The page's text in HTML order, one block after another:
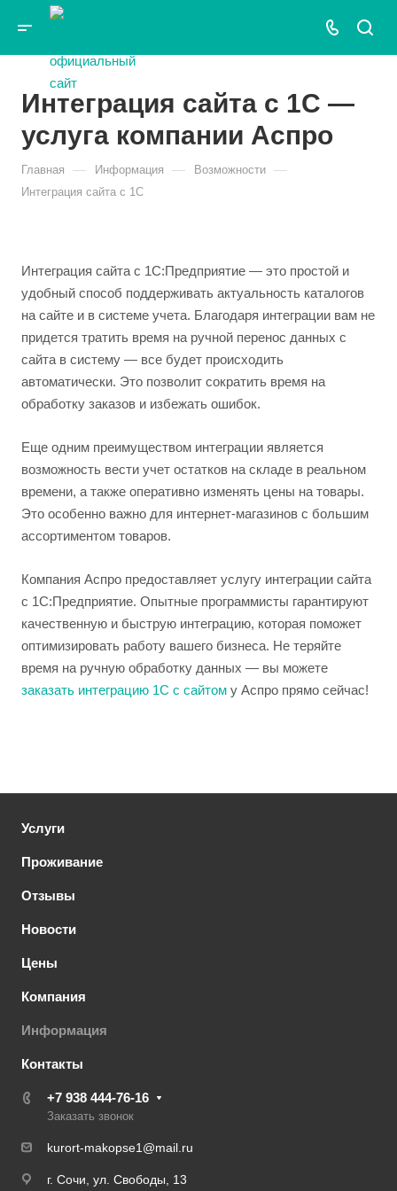
Интеграция сайта с 1С —
услуга компании Аспро
Главная — Информация — Возможности —
Интеграция сайта с 1С
Интеграция сайта с 1С:Предприятие — это простой и
удобный способ поддерживать актуальность каталогов
на сайте и в системе учета. Благодаря интеграции вам не
придется тратить время на ручной перенос данных с
сайта в систему — все будет происходить
автоматически. Это позволит сократить время на
обработку заказов и избежать ошибок.
Еще одним преимуществом интеграции является
возможность вести учет остатков на складе в реальном
времени, а также оперативно изменять цены на товары.
Это особенно важно для интернет-магазинов с большим
ассортиментом товаров.
Компания Аспро предоставляет услугу интеграции сайта
с 1С:Предприятие. Опытные программисты гарантируют
качественную и быструю интеграцию, которая поможет
оптимизировать работу вашего бизнеса. Не теряйте
время на ручную обработку данных — вы можете
заказать интеграцию 1С с сайтом у Аспро прямо сейчас!
Услуги
Проживание
Отзывы
Новости
Цены
Компания
Информация
Контакты
+7 938 444-76-16
Заказать звонок
kurort-makopse1@mail.ru
г. Сочи, ул. Свободы, 13